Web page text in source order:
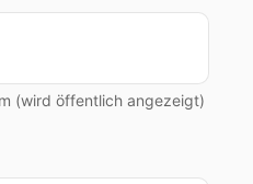
(wird öffentlich angezeigt)